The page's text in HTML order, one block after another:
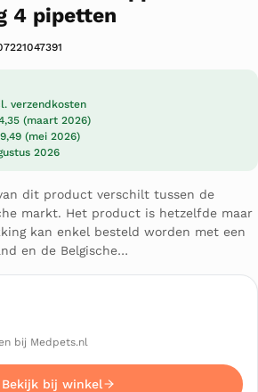
4 pipetten
verzendkosten
(maart 2026)
(mei 2026)
2026
dit product verschilt tussen de
markt. Het product is hetzelfde maar
kan enkel besteld worden met een
en de Belgische…
bij Medpets.nl
Bekijk bij winkel